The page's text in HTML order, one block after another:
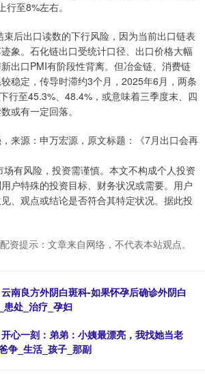
至8%左右。
束后出口读数的下行风险，因为当前出口链表
象。石化链出口受统计口径、出口价格大幅
出口PMI有阶段性背离。但冶金链、消费链
稳定，传导时滞约3个月，2025年6月，两条
行至45.3%、48.4%，或意味着三季度末、四
或有一定回落。
来源：申万宏源，原文标题：《7月出口会再
有风险，投资需谨慎。本文不构成个人投资
户特殊的投资目标、财务状况或需要。用户
、观点或结论是否符合其特定状况。据此投
资提示：文章来自网络，不代表本站观点。
南良方外阴白斑科-如果怀孕后确诊外阴白
患处_治疗_孕妇
心一刻：弟弟：小姨最漂亮，我找她当老
争_生活_孩子_那副